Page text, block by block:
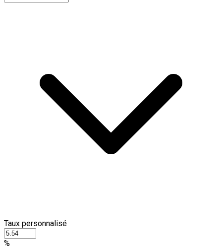
Taux personnalisé
%